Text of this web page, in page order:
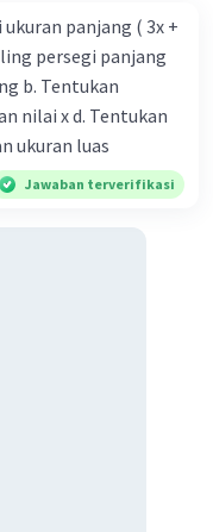
panjang ( 3x +
persegi panjang
b. Tentukan
nilai x d. Tentukan
ukuran luas
Jawaban terverifikasi